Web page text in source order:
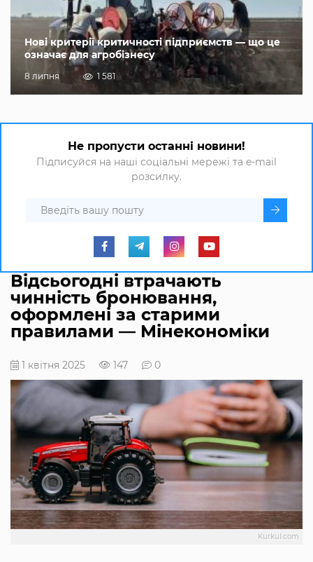
Нові критерії критичності підприємств — що це
означає для агробізнесу
8 липня 1 581
Не пропусти останні новини!
Підписуйся на наші соціальні мережі та e-mail
розсилку.
Відсьогодні втрачають
чинність бронювання,
оформлені за старими
правилами — Мінекономіки
1 квітня 2025 147 0
Kurkul.com